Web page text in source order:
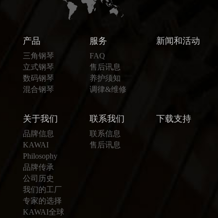
产品
三角钢琴
立式钢琴
数码钢琴
混合钢琴
服务
FAQ
售后讯息
养护须知
调律&维修
新闻和活动
关于我们
品牌信息
KAWAI
Philosophy
品牌传承
公司历史
我们的工厂
专家的选择
KAWAI全球
联系我们
联系信息
售后讯息
下载支持